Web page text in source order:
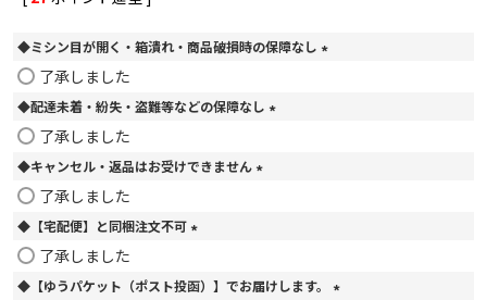
◆ミシン目が開く・箱潰れ・商品破損時の保障なし
了承しました
◆配達未着・紛失・盗難等などの保障なし
了承しました
◆キャンセル・返品はお受けできません
了承しました
◆【宅配便】と同梱注文不可
須
了承しました
◆【ゆうパケット（ポスト投函）】でお届けします。